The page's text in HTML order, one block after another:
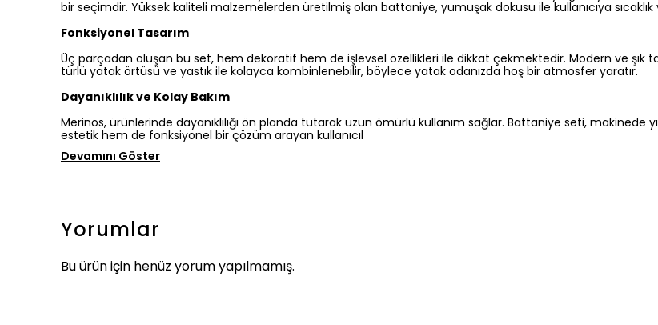
bir seçimdir. Yüksek kaliteli malzemelerden üretilmiş olan battaniye, yumuşak dokusu ile kullanıcıya sıcaklık
Fonksiyonel Tasarım
Üç parçadan oluşan bu set, hem dekoratif hem de işlevsel özellikleri ile dikkat çekmektedir. Modern ve şık
türlü yatak örtüsü ve yastık ile kolayca kombinlenebilir, böylece yatak odanızda hoş bir atmosfer yaratır.
Dayanıklılık ve Kolay Bakım
Merinos, ürünlerinde dayanıklılığı ön planda tutarak uzun ömürlü kullanım sağlar. Battaniye seti, makinede
estetik hem de fonksiyonel bir çözüm arayan kullanıcıl
Devamını Göster
Yorumlar
Bu ürün için henüz yorum yapılmamış.